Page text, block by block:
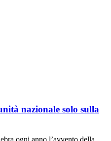
nazionale solo sulla
ogni anno l’avvento della